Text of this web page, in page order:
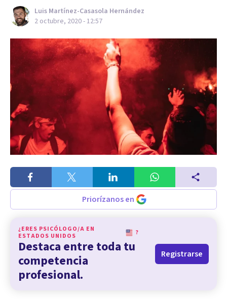
Luis Martínez-Casasola Hernández
2 octubre, 2020 - 12:57
Priorízanos en
¿ERES PSICÓLOGO/A EN
ESTADOS UNIDOS
?
Destaca entre toda tu
competencia
profesional.
Registrarse